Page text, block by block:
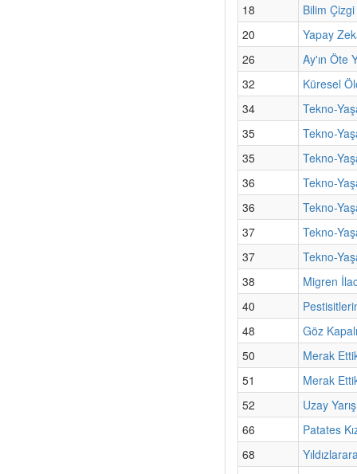
18
Bilim
20
Yapay
26
Ay'ın Öte
32
Küresel
34
Tekno-
35
Tekno-
35
Tekno-
36
Tekno-
36
Tekno-
37
Tekno-
37
Tekno-
38
Migren
40
48
Göz
50
Merak
51
Merak
52
Uzay
66
Patates
68